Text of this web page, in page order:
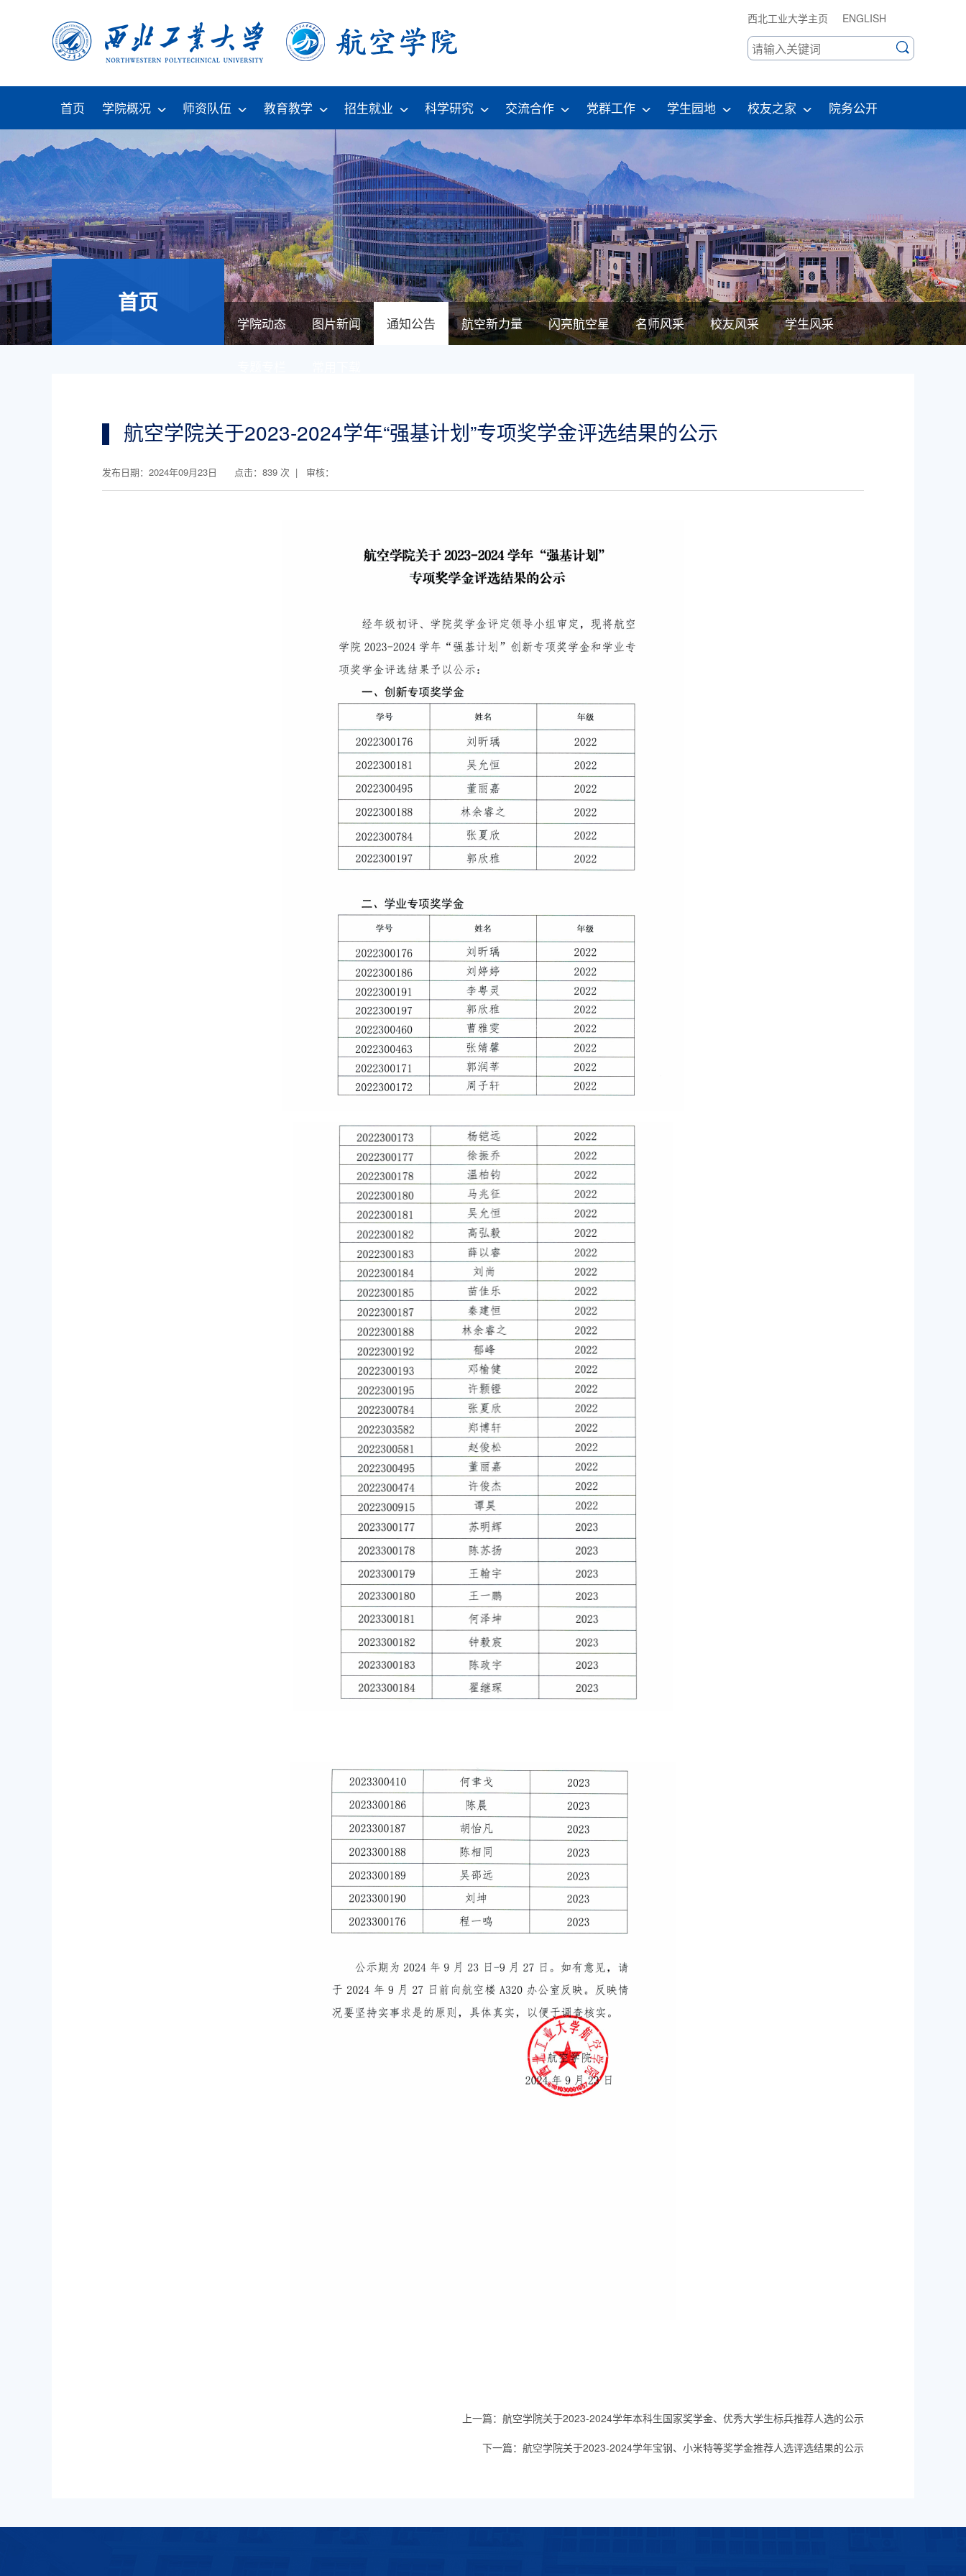
西北工业大学主页 ENGLISH
首页 学院概况 师资队伍 教育教学 招生就业 科学研究 交流合作 党群工作 学生园地 校友之家 院务公开
首页
学院动态 图片新闻 通知公告 航空新力量 闪亮航空星 名师风采 校友风采 学生风采
航空学院关于2023-2024学年“强基计划”专项奖学金评选结果的公示
发布日期：2024年09月23日 点击： 839 次 | 审核：
上一篇： 航空学院关于2023-2024学年本科生国家奖学金、优秀大学生标兵推荐人选的公示
下一篇： 航空学院关于2023-2024学年宝钢、小米特等奖学金推荐人选评选结果的公示